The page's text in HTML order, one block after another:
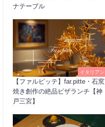
ナテーブル
イタリアン
【ファルピッテ】far.pitte・石窯
焼き創作の絶品ピザランチ【神
戸三宮】